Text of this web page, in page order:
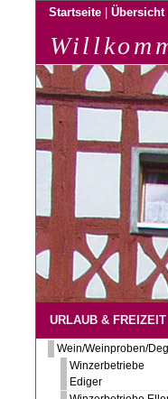
Startseite Übersicht
URLAUB & FREIZEIT
Wein/Weinproben/
Winzerbetriebe
Ediger